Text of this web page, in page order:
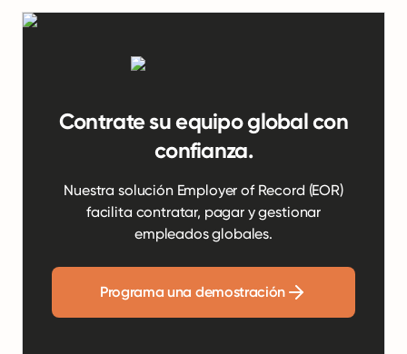
Contrate su equipo global con
confianza.
Nuestra solución Employer of Record (EOR)
facilita contratar, pagar y gestionar
empleados globales.
Programa una demostración